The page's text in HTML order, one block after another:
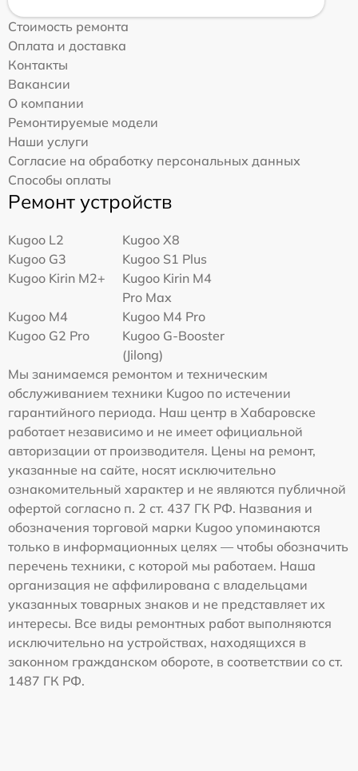
Стоимость ремонта
Оплата и доставка
Контакты
Вакансии
О компании
Ремонтируемые модели
Наши услуги
Согласие на обработку персональных данных
Способы оплаты
Ремонт устройств
Kugoo L2
Kugoo X8
Kugoo G3
Kugoo S1 Plus
Kugoo Kirin M2+
Kugoo Kirin M4
Pro Max
Kugoo M4
Kugoo M4 Pro
Kugoo G2 Pro
Kugoo G-Booster
(Jilong)
Мы занимаемся ремонтом и техническим
обслуживанием техники Kugoo по истечении
гарантийного периода. Наш центр в Хабаровске
работает независимо и не имеет официальной
авторизации от производителя. Цены на ремонт,
указанные на сайте, носят исключительно
ознакомительный характер и не являются публичной
офертой согласно п. 2 ст. 437 ГК РФ. Названия и
обозначения торговой марки Kugoo упоминаются
только в информационных целях — чтобы обозначить
перечень техники, с которой мы работаем. Наша
организация не аффилирована с владельцами
указанных товарных знаков и не представляет их
интересы. Все виды ремонтных работ выполняются
исключительно на устройствах, находящихся в
законном гражданском обороте, в соответствии со ст.
1487 ГК РФ.